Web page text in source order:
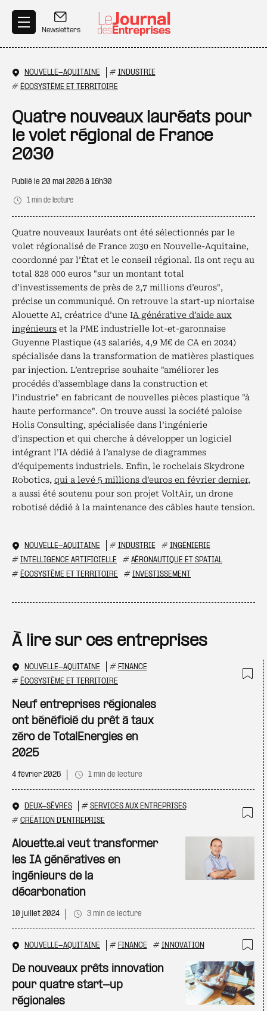
Newsletters
NOUVELLE-AQUITAINE # INDUSTRIE
# ÉCOSYSTÈME ET TERRITOIRE
Quatre nouveaux lauréats pour
le volet régional de France
2030
Publié le 20 mai 2026 à 16h30
1 min de lecture
Quatre nouveaux lauréats ont été sélectionnés par le
volet régionalisé de France 2030 en Nouvelle-Aquitaine,
coordonné par l’État et le conseil régional. Ils ont reçu au
total 828 000 euros "sur un montant total
d’investissements de près de 2,7 millions d’euros",
précise un communiqué. On retrouve la start-up niortaise
Alouette AI, créatrice d’une IA générative d’aide aux
ingénieurs et la PME industrielle lot-et-garonnaise
Guyenne Plastique (43 salariés, 4,9 M€ de CA en 2024)
spécialisée dans la transformation de matières plastiques
par injection. L’entreprise souhaite "améliorer les
procédés d’assemblage dans la construction et
l’industrie" en fabricant de nouvelles pièces plastique "à
haute performance". On trouve aussi la société paloise
Holis Consulting, spécialisée dans l’ingénierie
d’inspection et qui cherche à développer un logiciel
intégrant l’IA dédié à l’analyse de diagrammes
d’équipements industriels. Enfin, le rochelais Skydrone
Robotics, qui a levé 5 millions d’euros en février dernier,
a aussi été soutenu pour son projet VoltAir, un drone
robotisé dédié à la maintenance des câbles haute tension.
NOUVELLE-AQUITAINE # INDUSTRIE # INGÉNIERIE
# INTELLIGENCE ARTIFICIELLE # AÉRONAUTIQUE ET SPATIAL
# ÉCOSYSTÈME ET TERRITOIRE # INVESTISSEMENT
À lire sur ces entreprises
NOUVELLE-AQUITAINE # FINANCE
# ÉCOSYSTÈME ET TERRITOIRE
Neuf entreprises régionales
ont bénéficié du prêt à taux
zéro de TotalEnergies en
2025
4 février 2026 1 min de lecture
DEUX-SÈVRES # SERVICES AUX ENTREPRISES
# CRÉATION D'ENTREPRISE
Alouette.ai veut transformer
les IA génératives en
ingénieurs de la
décarbonation
10 juillet 2024 3 min de lecture
NOUVELLE-AQUITAINE # FINANCE # INNOVATION
De nouveaux prêts innovation
pour quatre start-up
régionales